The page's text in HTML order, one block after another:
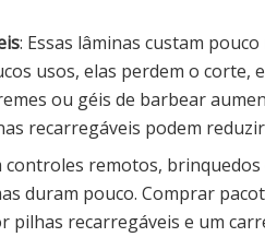
: Essas lâminas custam
usos, elas perdem o corte,
ou géis de barbear
recarregáveis podem
controles remotos,
duram pouco. Comprar
pilhas recarregáveis e um